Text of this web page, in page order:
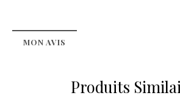
MON AVIS
Produits